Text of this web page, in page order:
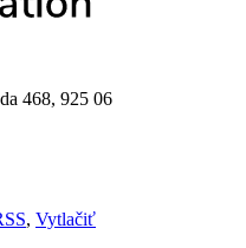
468, 925 06
, Vytlačiť